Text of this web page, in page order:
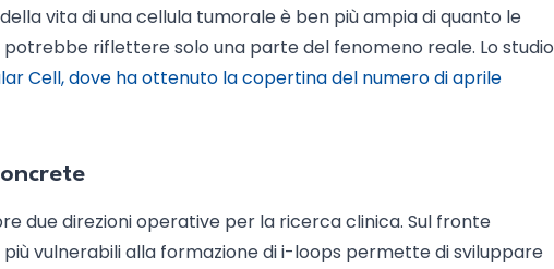
vita di una cellula tumorale è ben più ampia di quanto le
potrebbe riflettere solo una parte del fenomeno reale. Lo studio
Cell, dove ha ottenuto la copertina del numero di aprile
due direzioni operative per la ricerca clinica. Sul fronte
vulnerabili alla formazione di i-loops permette di sviluppare